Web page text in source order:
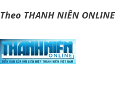
Theo THANH NIÊN ONLINE